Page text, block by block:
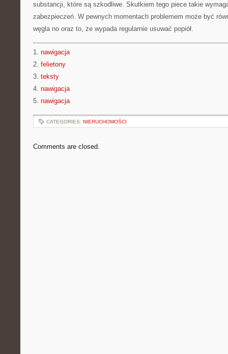
substancji, które są szkodliwe. Skutkiem tego piece takie
zabezpieczeń. W pewnych momentach problemem może być
węgla no oraz to, że wypada regularnie usuwać popiół.
1. nawigacja
2. felietony
3. teksty
4. nawigacja
5. nawigacja
CATEGORIES: NIERUCHOMOŚCI
Comments are closed.